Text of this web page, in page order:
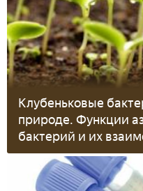
Клубеньковые
природе. Функции
бактерий и